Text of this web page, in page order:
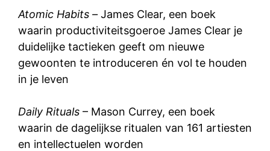
Atomic Habits – James Clear, een boek
waarin productiviteitsgoeroe James Clear je
duidelijke tactieken geeft om nieuwe
gewoonten te introduceren én vol te houden
in je leven
Daily Rituals – Mason Currey, een boek
waarin de dagelijkse ritualen van 161 artiesten
en intellectuelen worden